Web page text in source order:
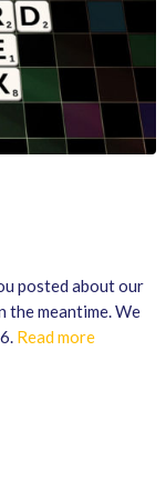
posted about our
the meantime. We
Read more